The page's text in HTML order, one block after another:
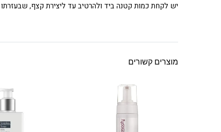
יש לקחת כמות קטנה ביד ולהרטיב עד ליצירת קצף, שבעזרתו
מוצרים קשורים